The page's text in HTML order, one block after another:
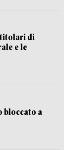
titolari di
e le
bloccato a